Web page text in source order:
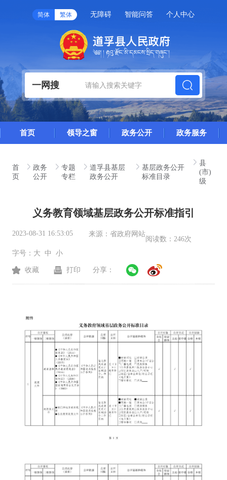
简体 繁体 无障碍 智能问答 个人中心
一网搜
首页 领导之窗 政务公开 政务服务
首
页
政务
公开
专题
专栏
道孚县基层
政务公开
基层政务公开
标准目录
县
(市)
级
义务教育领域基层政务公开标准指引
2023-08-31 16:53:05 来源： 省政府网站
阅读数： 246次
字号： 大 中 小
收藏 打印 分享：